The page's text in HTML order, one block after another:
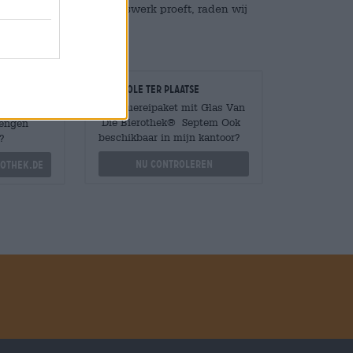
voordat u zijn levenswerk proeft, raden wij
Controle ter plaatse
Is Brauereipaket mit Glas Van
Die Bierothek® Septem Ook
beschikbaar in mijn kantoor?
Nu controleren